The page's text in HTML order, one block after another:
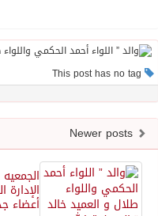
أعضاء